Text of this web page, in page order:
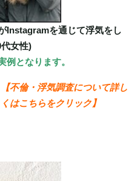
Instagramを通じて浮気をし
女性)
となります。
【不倫・浮気調査について詳し
くはこちらをクリック】